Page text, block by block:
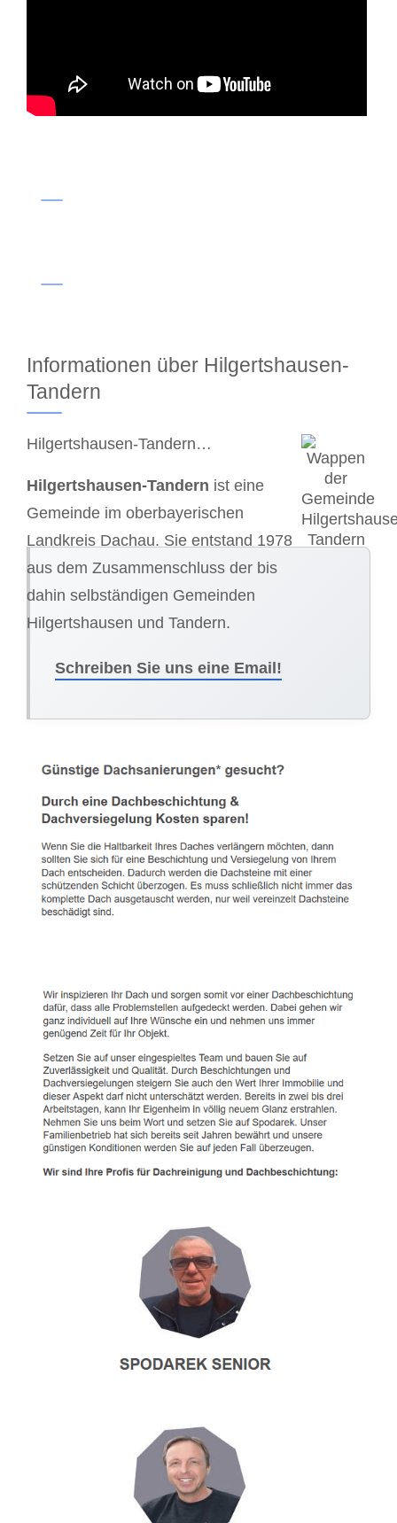
Informationen über Hilgertshausen-
Tandern
Hilgertshausen-Tandern…
Hilgertshausen-Tandern ist eine
Gemeinde im oberbayerischen
Landkreis Dachau. Sie entstand 1978
aus dem Zusammenschluss der bis
dahin selbständigen Gemeinden
Hilgertshausen und Tandern.
Schreiben Sie uns eine Email!